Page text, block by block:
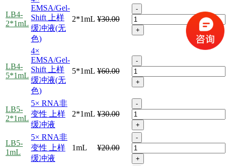
LB4-
2*1mL
EMSA/Gel-
Shift 上样
缓冲液(无
色)
2*1mL ¥30.00
-
+
LB4-
5*1mL
4×
EMSA/Gel-
Shift 上样
缓冲液(无
色)
5*1mL ¥60.00
-
+
LB5-
2*1mL
5× RNA非
变性 上样
缓冲液
2*1mL ¥30.00
-
+
LB5-
1mL
5× RNA非
变性 上样
缓冲液
1mL ¥20.00
-
+